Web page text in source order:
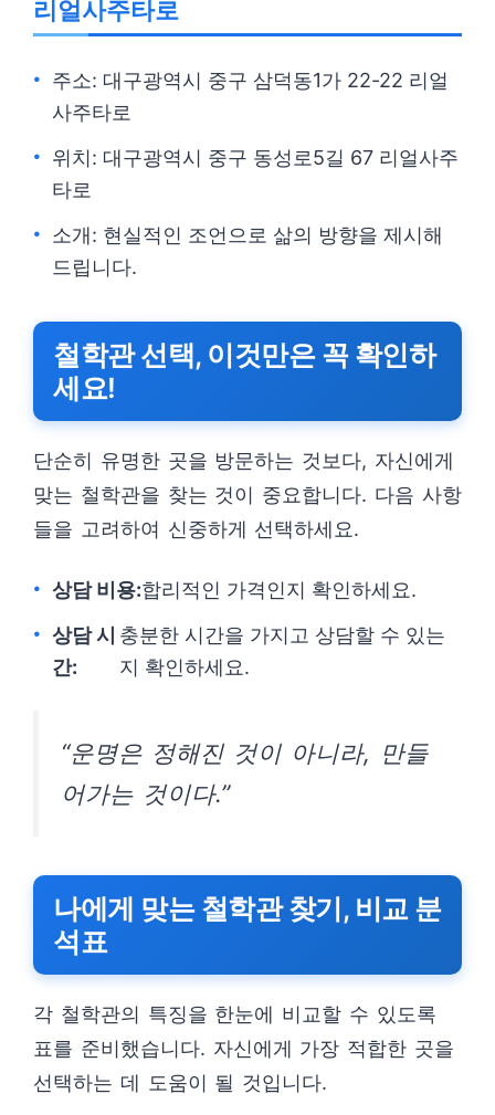
리얼사주타로
주소: 대구광역시 중구 삼덕동1가 22-22 리얼
사주타로
위치: 대구광역시 중구 동성로5길 67 리얼사주
타로
소개: 현실적인 조언으로 삶의 방향을 제시해
드립니다.
철학관 선택, 이것만은 꼭 확인하
세요!
단순히 유명한 곳을 방문하는 것보다, 자신에게
맞는 철학관을 찾는 것이 중요합니다. 다음 사항
들을 고려하여 신중하게 선택하세요.
상담 비용:합리적인 가격인지 확인하세요.
상담 시
간:
충분한 시간을 가지고 상담할 수 있는
지 확인하세요.
“운명은 정해진 것이 아니라, 만들
어가는 것이다.”
나에게 맞는 철학관 찾기, 비교 분
석표
각 철학관의 특징을 한눈에 비교할 수 있도록
표를 준비했습니다. 자신에게 가장 적합한 곳을
선택하는 데 도움이 될 것입니다.